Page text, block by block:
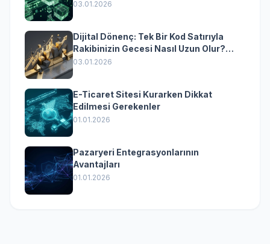
Dönüşümün Kurumsal Anahtarı
03.01.2026
Dijital Dönenç: Tek Bir Kod Satırıyla
Rakibinizin Gecesi Nasıl Uzun Olur?
(Kurumsal Yazılımın Güçlü Rolü)
03.01.2026
E-Ticaret Sitesi Kurarken Dikkat
Edilmesi Gerekenler
01.01.2026
Pazaryeri Entegrasyonlarının
Avantajları
01.01.2026